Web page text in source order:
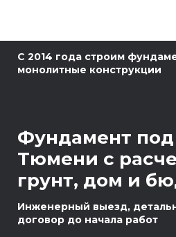
Инженерный выезд,
договор до начала работ
С 2014 года строим
монолитные конструкции
Фундамент
Тюмени с
грунт, дом и